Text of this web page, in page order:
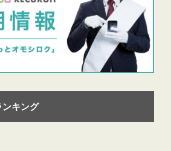
ンキング